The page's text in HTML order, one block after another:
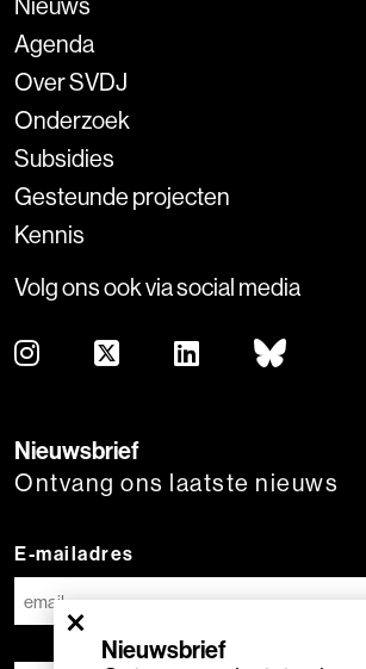
×
Nieuwsbrief
Agenda
Over SVDJ
Onderzoek
Subsidies
Gesteunde projecten
Kennis
Volg ons ook via social media
Nieuwsbrief
Ontvang ons laatste nieuws
E-mailadres